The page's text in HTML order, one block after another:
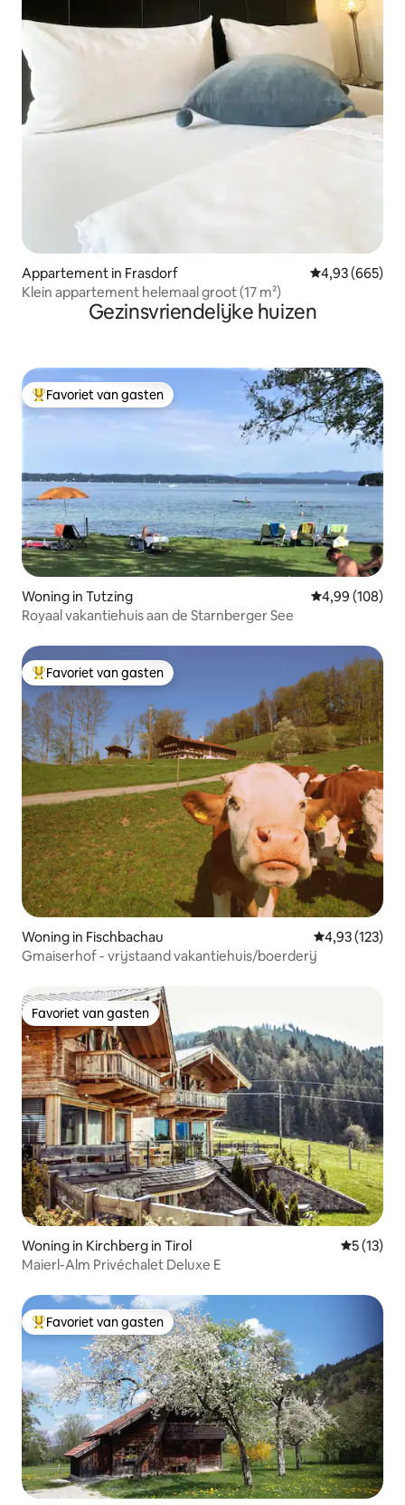
Appartement in Frasdorf Gemiddelde
4,93 (665)
Klein appartement helemaal groot (17 m²)
Gezinsvriendelijke huizen
Topfavoriet van gasten
Favoriet van gasten
Woning in Tutzing Gemiddelde
4,99 (108)
Royaal vakantiehuis aan de Starnberger See
Topfavoriet van gasten
Favoriet van gasten
Woning in Fischbachau Gemiddelde
4,93 (123)
Gmaiserhof - vrijstaand vakantiehuis/boerderij
Favoriet van gasten
Favoriet van gasten
Woning in Kirchberg in Tirol
5 (13)
Maierl-Alm Privéchalet Deluxe E
Topfavoriet van gasten
Favoriet van gasten